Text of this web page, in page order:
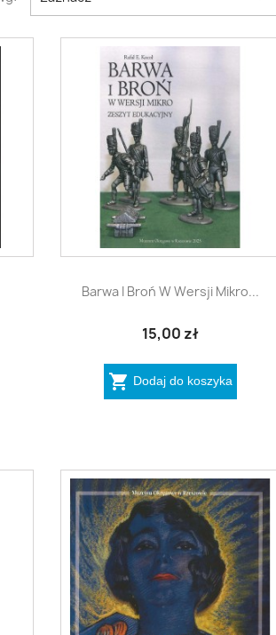
Szybki podgląd
Barwa I Broń W Wersji Mikro...
15,00 zł
 Dodaj do koszyka